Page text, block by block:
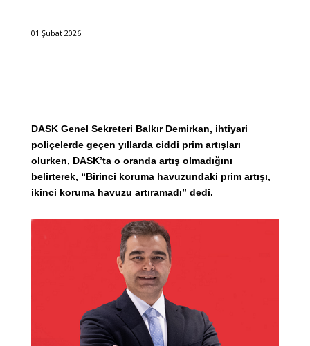
01 Şubat 2026
DASK Genel Sekreteri Balkır Demirkan, ihtiyari
poliçelerde geçen yıllarda ciddi prim artışları
olurken, DASK’ta o oranda artış olmadığını
belirterek, “Birinci koruma havuzundaki prim artışı,
ikinci koruma havuzu artıramadı” dedi.